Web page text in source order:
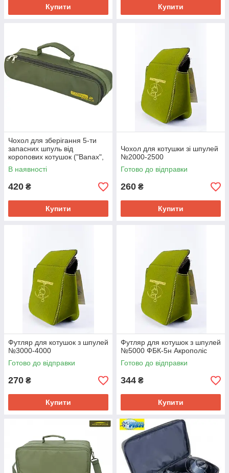
Купити Купити
Чохол для зберігання 5-ти
запасних шпуль від
коропових котушок ("Banax",
"Shimano Big baitrunner")
ЧШ-2
В наявності
420 ₴
Купити
Чохол для котушки зі шпулей
№2000-2500
Готово до відправки
260 ₴
Купити
Футляр для котушок з шпулей
№3000-4000
Готово до відправки
270 ₴
Купити
Футляр для котушок з шпулей
№5000 ФБК-5н Акрополіс
Готово до відправки
344 ₴
Купити